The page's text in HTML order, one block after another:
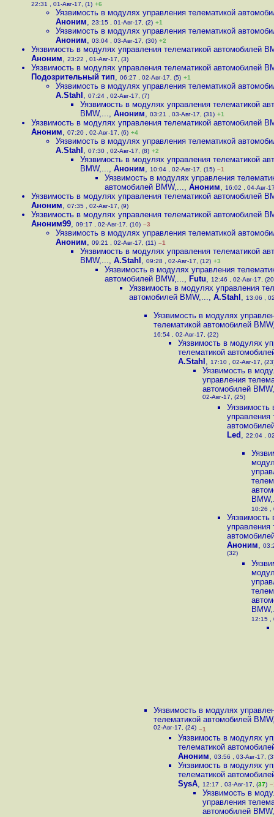
22:31 , 01-Авг-17, (1) +6
Уязвимость в модулях управления телематикой
Аноним, 23:15 , 01-Авг-17, (2) +1
Уязвимость в модулях управления телематикой
Аноним, 03:04 , 03-Авг-17, (30) +2
Уязвимость в модулях управления телематикой автомобилей
Аноним, 23:22 , 01-Авг-17, (3)
Уязвимость в модулях управления телематикой автомобилей
Подозрительный тип, 06:27 , 02-Авг-17, (5) +1
Уязвимость в модулях управления телематикой
A.Stahl , 07:24 , 02-Авг-17, (7)
Уязвимость в модулях управления телематикой
BMW,..., Аноним, 03:21 , 03-Авг-17, (31) +1
Уязвимость в модулях управления телематикой автомобилей
Аноним, 07:20 , 02-Авг-17, (6) +4
Уязвимость в модулях управления телематикой
A.Stahl , 07:30 , 02-Авг-17, (8) +2
Уязвимость в модулях управления телематикой
BMW,..., Аноним, 10:04 , 02-Авг-17, (15) –1
Уязвимость в модулях управления
автомобилей BMW,..., Аноним, 16:02 , 04-Авг-
Уязвимость в модулях управления телематикой автомобилей
Аноним, 07:35 , 02-Авг-17, (9)
Уязвимость в модулях управления телематикой автомобилей
Аноним99, 09:17 , 02-Авг-17, (10) –3
Уязвимость в модулях управления телематикой
Аноним, 09:21 , 02-Авг-17, (11) –1
Уязвимость в модулях управления телематикой
BMW,..., A.Stahl , 09:28 , 02-Авг-17, (12) +3
Уязвимость в модулях управления
автомобилей BMW,..., Futu, 12:46 , 02-Авг-17,
Уязвимость в модулях управления
автомобилей BMW,..., A.Stahl , 13:06 ,
Уязвимость в модулях
телематикой автомобилей
16:54 , 02-Авг-17, (22)
Уязвимость в модулях
телематикой
A.Stahl , 17:10 , 02-Авг-17,
Уязвимость в
управления
автомобилей
02-Авг-17, (25)
Уязвимость
управления
Led , 22:04 ,
10:26 ,
Уязвимость
управления
Аноним,
(32)
12:15 ,
Уязвимость в модулях
телематикой автомобилей
02-Авг-17, (24) –1
Уязвимость в модулях
телематикой
Аноним, 03:56 , 03-Авг-17,
Уязвимость в модулях
телематикой
SysA, 12:17 , 03-Авг-17, (37)
Уязвимость в
управления
автомобилей